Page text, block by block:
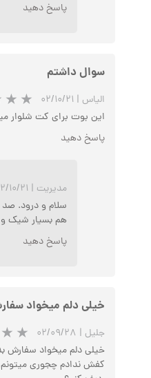
خیلی دلم میخواد
جلیل | ۰۲/۰۹/۲۸
خیلی دلم میخواد سفارش
کفش ندادم چجوری
سوال داشتم
الیاس | ۰۲/۱۰/۲۱
این بوت برای کت
پاسخ دهید
مدیریت | ۰۲/۱۰/
سلام و درود. صد
هم بسیار
پاسخ دهید
پاسخ دهید